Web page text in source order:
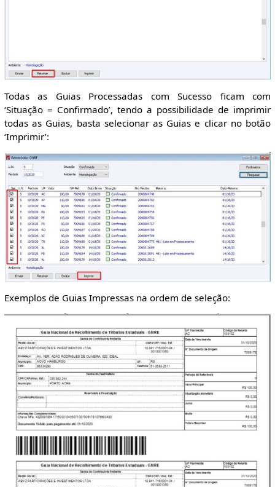
Todas as Guias Processadas com Sucesso ficam com
‘Situação = Confirmado’, tendo a possibilidade de imprimir
todas as Guias, basta selecionar as Guias e clicar no botão
‘Imprimir’:
Exemplos de Guias Impressas na ordem de seleção: